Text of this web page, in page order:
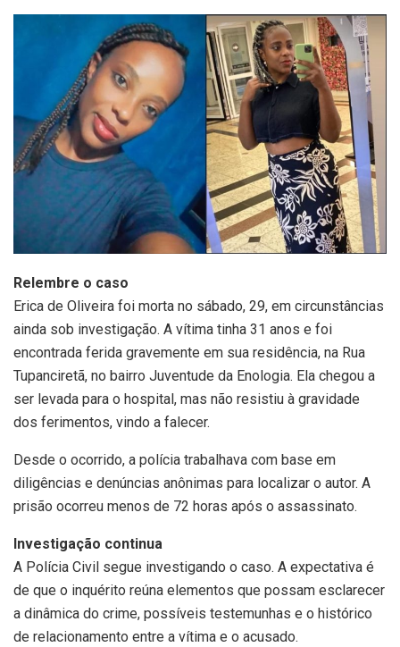
Relembre o caso
Erica de Oliveira foi morta no sábado, 29, em circunstâncias
ainda sob investigação. A vítima tinha 31 anos e foi
encontrada ferida gravemente em sua residência, na Rua
Tupanciretã, no bairro Juventude da Enologia. Ela chegou a
ser levada para o hospital, mas não resistiu à gravidade
dos ferimentos, vindo a falecer.
Desde o ocorrido, a polícia trabalhava com base em
diligências e denúncias anônimas para localizar o autor. A
prisão ocorreu menos de 72 horas após o assassinato.
Investigação continua
A Polícia Civil segue investigando o caso. A expectativa é
de que o inquérito reúna elementos que possam esclarecer
a dinâmica do crime, possíveis testemunhas e o histórico
de relacionamento entre a vítima e o acusado.